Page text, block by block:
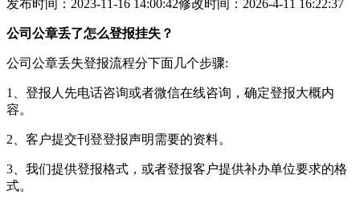
发布时间：2023-11-16 14:00:42修改时间：2026-4-11 16:22:37
公司公章丢了怎么登报挂失？
公司公章丢失登报流程分下面几个步骤:
1、登报人先电话咨询或者微信在线咨询，确定登报大概内
容。
2、客户提交刊登登报声明需要的资料。
3、我们提供登报格式，或者登报客户提供补办单位要求的格
式。